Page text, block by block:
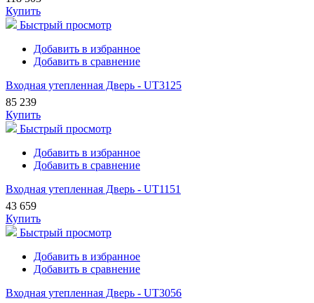
Купить
Быстрый просмотр
Добавить в избранное
Добавить в сравнение
Входная утепленная Дверь - UT3125
85 239
Купить
Быстрый просмотр
Добавить в избранное
Добавить в сравнение
Входная утепленная Дверь - UT1151
43 659
Купить
Быстрый просмотр
Добавить в избранное
Добавить в сравнение
Входная утепленная Дверь - UT3056